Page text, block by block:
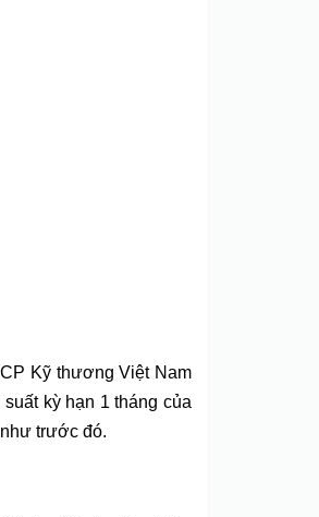
Kỹ thương Việt Nam
kỳ hạn 1 tháng của
trước đó.